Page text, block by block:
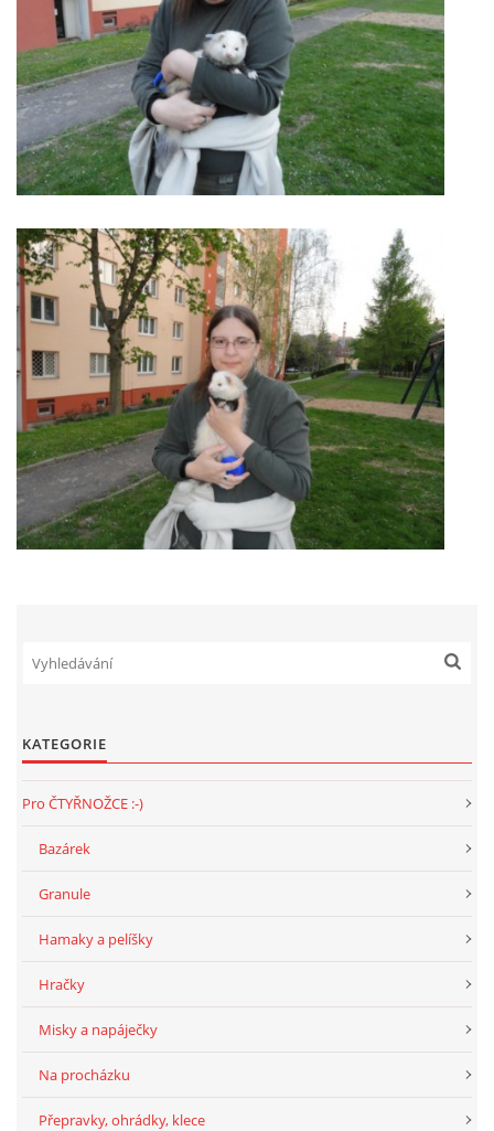
KATEGORIE
Pro ČTYŘNOŽCE :-)
Bazárek
Granule
Hamaky a pelíšky
Hračky
Misky a napáječky
Na procházku
Přepravky, ohrádky, klece